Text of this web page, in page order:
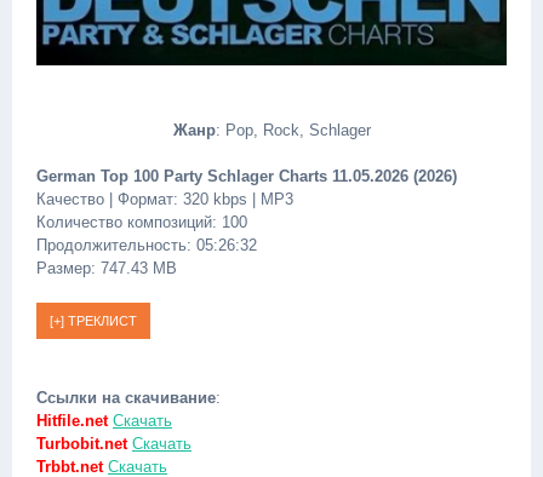
Жанр: Pop, Rock, Schlager
German Top 100 Party Schlager Charts 11.05.2026 (2026)
Качество | Формат: 320 kbps | MP3
Количество композиций: 100
Продолжительность: 05:26:32
Размер: 747.43 MB
Ссылки на скачивание:
Hitfile.net Скачать
Turbobit.net Скачать
Trbbt.net Скачать